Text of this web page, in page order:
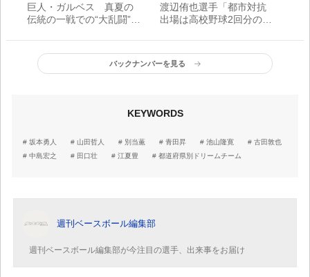
巨人・ガルベス 真夏の
伝統の一戦での“大乱闘”は
成助っ人賛歌【プロ野球
死亡遊戯】
渡辺侑也選手「都市対抗
出場は高校野球2回分の喜
成田沙耶加の熱視線！
バックナンバーを見る
KEYWORDS
坂本勇人 山田哲人 別当薫 青田昇 池山隆寛
古田敦也
中島宏之
田口壮 江夏豊 都道府県別ドリームチーム
週刊ベースボール編集部
週刊ベースボール編集部が今注目の選手、出来事をお届け